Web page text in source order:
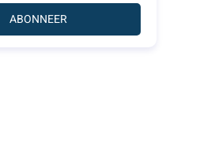
ABONNEER